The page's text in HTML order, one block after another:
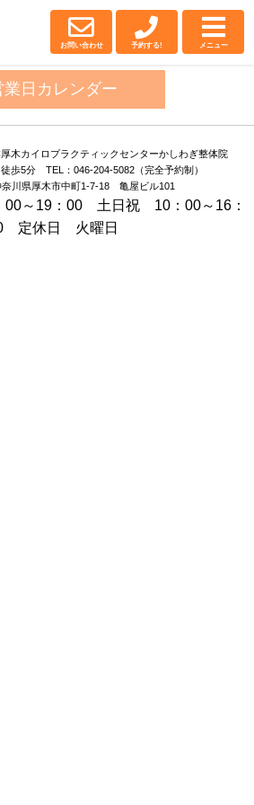
お問い合わせ 予約する! メニュー
業日カレンダー
木カイロプラクティックセンターかしわぎ整体院
歩5分 TEL：046-204-5082（完全予約制）
川県厚木市中町1-7-18 亀屋ビル101
～19：00 土日祝 10：00～16：
定休日 火曜日